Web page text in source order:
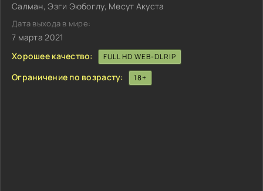
Салман, Эзги Эюбоглу, Месут Акуста
Дата выхода в мире:
7 марта 2021
Хорошее качество:
FULL HD WEB-DLRIP
Ограничение по возрасту: 18+